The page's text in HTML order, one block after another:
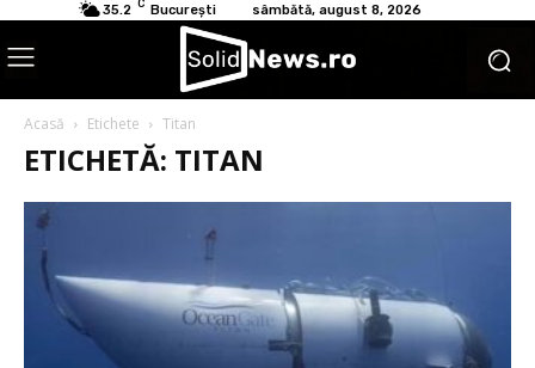
35.2 C București sâmbătă, august 8, 2026
Acasă Etichete Titan
ETICHETĂ: TITAN